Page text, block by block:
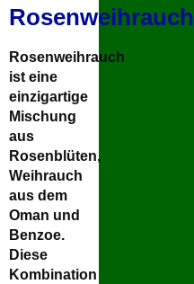
Rosenweihrauch
Rosenweihrauch
ist eine
einzigartige
Mischung
aus
Rosenblüten,
Weihrauch
aus dem
Oman und
Benzoe.
Diese
Kombination